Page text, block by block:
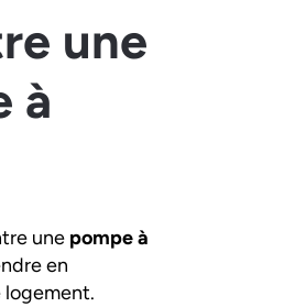
une
à
une pompe à
en
logement.